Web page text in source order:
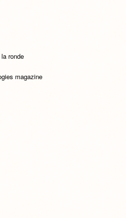
ronde
magazine